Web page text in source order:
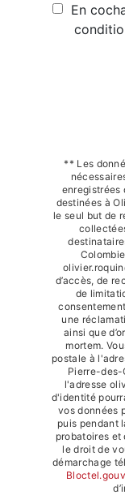
En
** Les
enregistrées
destinées à
le seul but de
d’accès, de
de
une
ainsi que
mortem.
postale à
Pierre-des-
l'adresse
d'identité
vos données
puis pendant
probatoires et
le droit de
démarchage